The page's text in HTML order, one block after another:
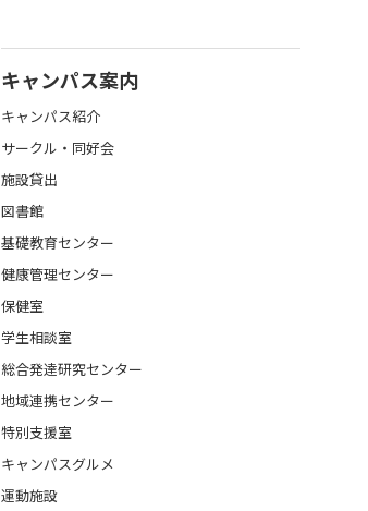
キャンパス案内
キャンパス紹介
サークル・同好会
施設貸出
図書館
基礎教育センター
健康管理センター
保健室
学生相談室
総合発達研究センター
地域連携センター
特別支援室
キャンパスグルメ
運動施設